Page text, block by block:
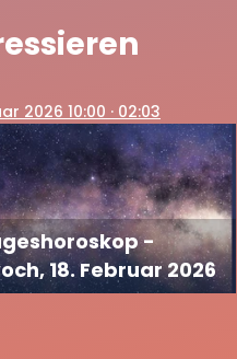
2026 10:00 · 02:03
-
18. Februar 2026